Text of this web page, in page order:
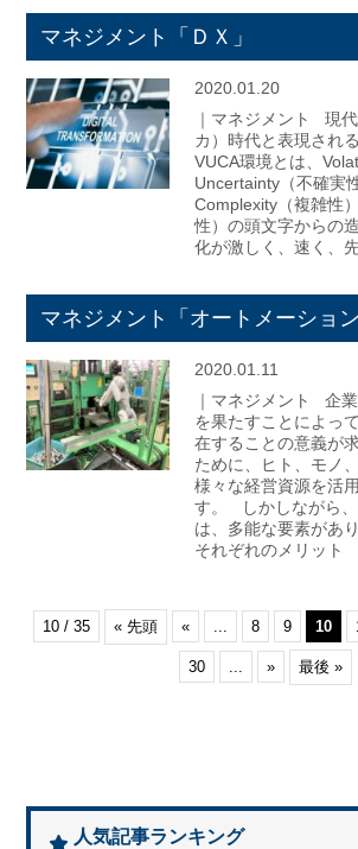
マネジメント「ＤＸ」
2020.01.20
｜マネジメント 現
カ）時代と表現され
VUCA環境とは、
Uncertainty（不確実性
Complexity（複雑性
性）の頭文字からの
化が激しく、速く、
マネジメント「オートメーション
2020.01.11
｜マネジメント 企
を果たすことによっ
在することの意義が
ために、ヒト、モノ
様々な経営資源を活
す。 しかしながら
は、多能な要素があ
それぞれのメリット
10 / 35 « 先頭 « ... 8 9 10
30 ... » 最後 »
人気記事ランキング